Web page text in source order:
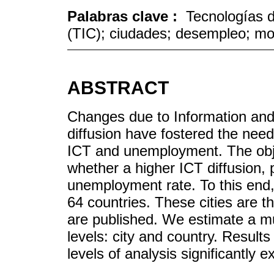
Palabras clave : Tecnologías
(TIC); ciudades; desempleo;
ABSTRACT
Changes due to Information
diffusion have fostered the
ICT and unemployment. The
whether a higher ICT diffusion,
unemployment rate. To this
64 countries. These cities are
are published. We estimate a
levels: city and country.
levels of analysis significantly